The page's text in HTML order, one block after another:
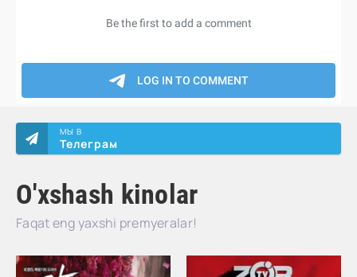
O'xshash kinolar
Faqat eng yaxshi premyeralar!
МЫ В
Телеграм